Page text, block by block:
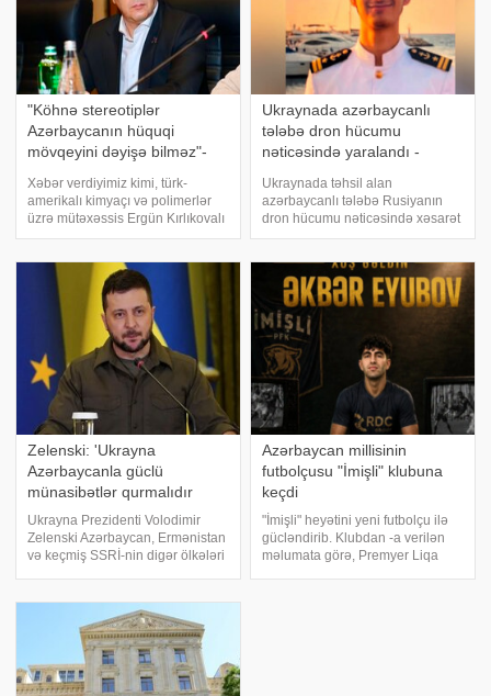
"Köhnə stereotiplər
Azərbaycanın hüquqi
mövqeyini dəyişə bilməz"-
Xəbər verdiyimiz kimi, türk-
amerikalı kimyaçı və polimerlər
üzrə mütəxəssis Ergün Kırlıkovalı
Ruben Vardanyanı dəstəkləməsi
Bakıya gəlməkdən imtina etməsi
ilə əlaqədar amerikalı risk
tədqiqatçısı v
Ukraynada azərbaycanlı
tələbə dron hücumu
nəticəsində yaralandı -
Ukraynada təhsil alan
azərbaycanlı tələbə Rusiyanın
dron hücumu nəticəsində xəsarət
alıb. mansetaz-a istinadən xəbər
ixtisası üzrə təhsil alan
azərbaycanlı tələbə Əli
Mehdiyev Rusiyanın dro
Zelenski: 'Ukrayna
Azərbaycanla güclü
münasibətlər qurmalıdır
Ukrayna Prezidenti Volodimir
Zelenski Azərbaycan, Ermənistan
və keçmiş SSRİ-nin digər ölkələri
xəbər verir ki, bu barədə o,
"Telegram" kanalında yazıb
Azərbaycan millisinin
futbolçusu "İmişli" klubuna
keçdi
"İmişli" heyətini yeni futbolçu ilə
gücləndirib. Klubdan -a verilən
məlumata görə, Premyer Liqa